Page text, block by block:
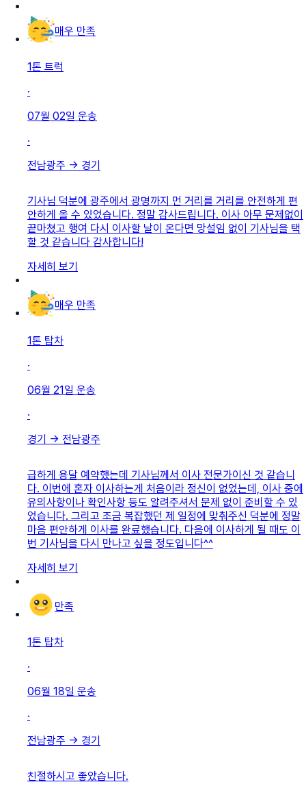
매우 만족
1톤 트럭
·
07월 02일 운송
·
전남광주 → 경기
기사님 덕분에 광주에서 광명까지 먼 거리를 거리를 안전하게 편
안하게 올 수 있었습니다. 정말 감사드립니다. 이사 아무 문제없이
끝마쳤고 행여 다시 이사할 날이 온다면 망설임 없이 기사님을 택
할 것 같습니다 감사합니다!
자세히 보기
매우 만족
1톤 탑차
·
06월 21일 운송
·
경기 → 전남광주
급하게 용달 예약했는데 기사님께서 이사 전문가이신 것 같습니
다. 이번에 혼자 이사하는게 처음이라 정신이 없었는데, 이사 중에
유의사항이나 확인사항 등도 알려주셔서 문제 없이 준비할 수 있
었습니다. 그리고 조금 복잡했던 제 일정에 맞춰주신 덕분에 정말
마음 편안하게 이사를 완료했습니다. 다음에 이사하게 될 때도 이
번 기사님을 다시 만나고 싶을 정도입니다^^
자세히 보기
만족
1톤 탑차
·
06월 18일 운송
·
전남광주 → 경기
친절하시고 좋았습니다.